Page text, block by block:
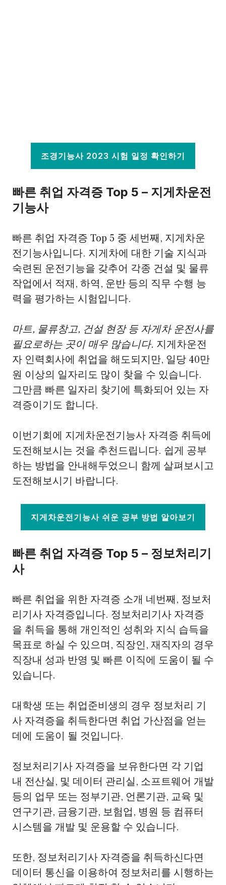
조경기능사 2023 시험 일정 확인하기
빠른 취업 자격증 Top 5 – 지게차운전
기능사
빠른 취업 자격증 Top 5 중 세번째, 지게차운
전기능사입니다. 지게차에 대한 기술 지식과
숙련된 운전기능을 갖추어 각종 건설 및 물류
작업에서 적재, 하역, 운반 등의 직무 수행 능
력을 평가하는 시험입니다.
마트, 물류창고, 건설 현장 등 자게차 운전사를
필요로하는 곳이 매우 많습니다. 지게차운전
자 인력회사에 취업을 해도되지만, 일당 40만
원 이상의 일자리도 많이 찾을 수 있습니다.
그만큼 빠른 일자리 찾기에 특화되어 있는 자
격증이기도 합니다.
이번기회에 지게차운전기능사 자격증 취득에
도전해보시는 것을 추천드립니다. 쉽게 공부
하는 방법을 안내해두었으니 함께 살펴보시고
도전해보시기 바랍니다.
지게차운전기능사 쉬운 공부 방법 알아보기
빠른 취업 자격증 Top 5 – 정보처리기
사
빠른 취업을 위한 자격증 소개 네번째, 정보처
리기사 자격증입니다. 정보처리기사 자격증
을 취득을 통해 개인적인 성취와 지식 습득을
목표로 하실 수 있으며, 직장인, 재직자의 경우
직장내 성과 반영 및 빠른 이직에 도움이 될 수
있습니다.
대학생 또는 취업준비생의 경우 정보처리 기
사 자격증을 취득한다면 취업 가산점을 얻는
데에 도움이 될 것입니다.
정보처리기사 자격증을 보유한다면 각 기업
내 전산실, 및 데이터 관리실, 소프트웨어 개발
등의 업무 또는 정부기관, 언론기관, 교육 및
연구기관, 금융기관, 보험업, 병원 등 컴퓨터
시스템을 개발 및 운용할 수 있습니다.
또한, 정보처리기사 자격증을 취득하신다면
데이터 통신을 이용하여 정보처리를 시행하는